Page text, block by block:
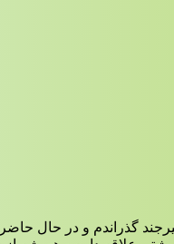
گذراندم و در حال